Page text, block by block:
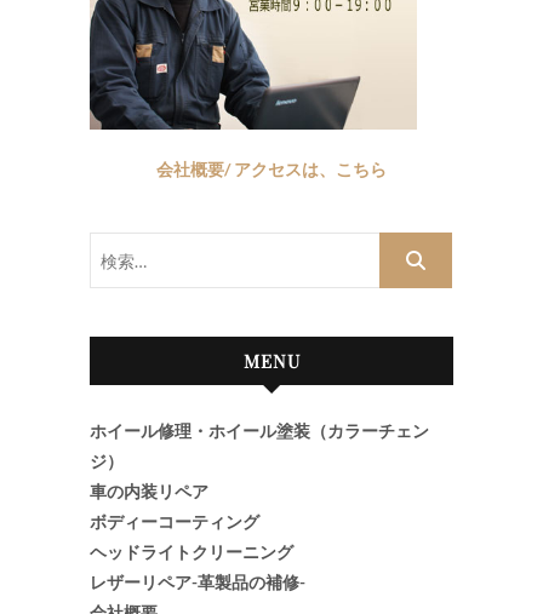
会社概要/ アクセスは、こちら
MENU
ホイール修理・ホイール塗装（カラーチェン
ジ）
車の内装リペア
ボディーコーティング
ヘッドライトクリーニング
レザーリペア-革製品の補修-